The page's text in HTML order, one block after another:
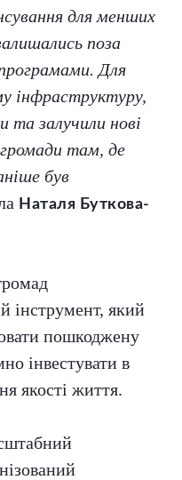
для менших
поза
Для
інфраструктуру,
та залучили нові
там, де
був
Наталя Буткова-
інструмент, який
пошкоджену
інвестувати в
якості життя.